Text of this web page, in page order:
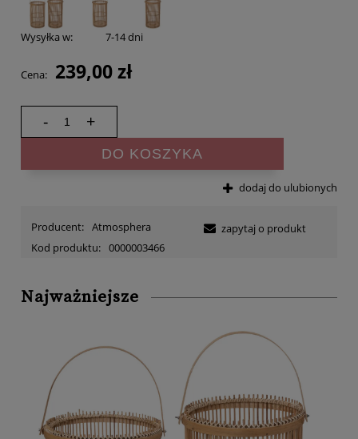
Wysyłka w: 7-14 dni
Cena: 239,00 zł
- +
DO KOSZYKA
dodaj do ulubionych
Producent: Atmosphera
Kod produktu: 0000003466
zapytaj o produkt
Najważniejsze